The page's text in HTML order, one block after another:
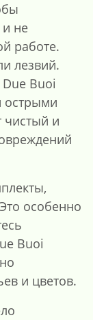
и не
работе.
лезвий.
Buoi
острыми
чистый и
особенно
Buoi
и цветов.